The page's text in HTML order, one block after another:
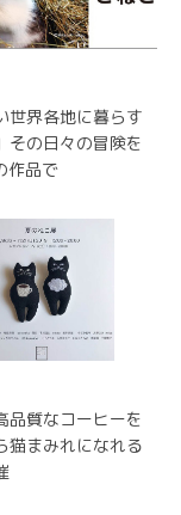
世界各地に暮らす
その日々の冒険を
作品で
品質なコーヒーを
猫まみれになれる